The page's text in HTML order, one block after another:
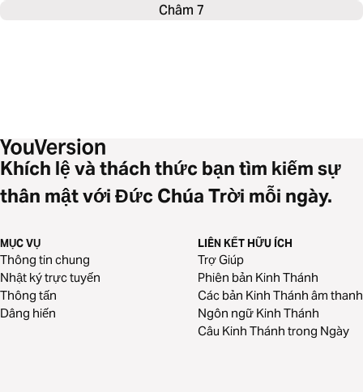
Châm 7
Khích lệ và thách thức bạn tìm kiếm sự
thân mật với Đức Chúa Trời mỗi ngày.
MỤC VỤ
Thông tin chung
Nhật ký trực tuyến
Thông tấn
Dâng hiến
LIÊN KẾT HỮU ÍCH
Trợ Giúp
Phiên bản Kinh Thánh
Các bản Kinh Thánh âm thanh
Ngôn ngữ Kinh Thánh
Câu Kinh Thánh trong Ngày